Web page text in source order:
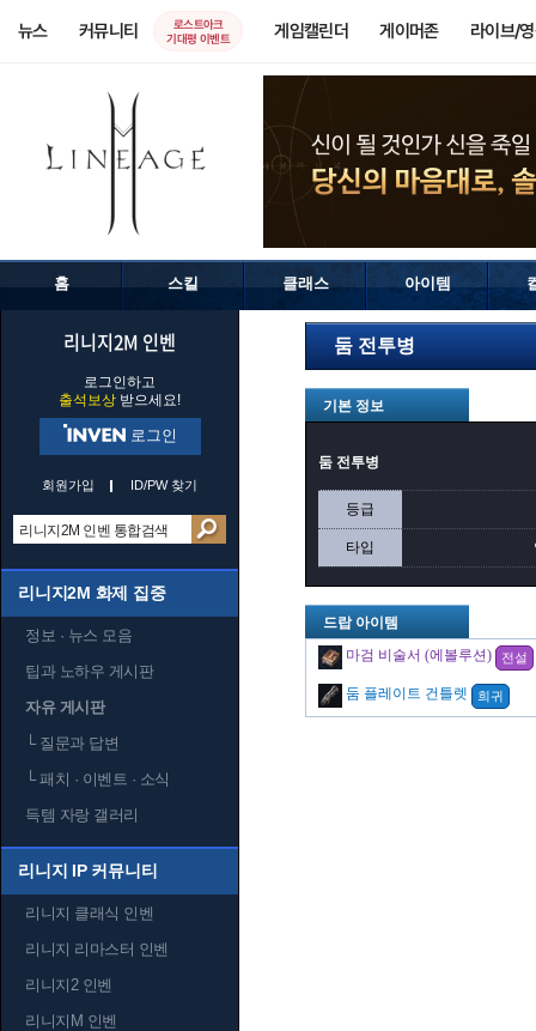
뉴스 커뮤니티
로스트아크
기대평 이벤트
게임캘린더 게이머존 라이브/
홈 스킬 클래스 아이템
리니지2M 인벤
로그인하고
출석보상 받으세요!
로그인
회원가입 ID/PW 찾기
리니지2M 화제 집중
정보 · 뉴스 모음
팁과 노하우 게시판
자유 게시판
└질문과 답변
└패치 · 이벤트 · 소식
득템 자랑 갤러리
리니지 IP 커뮤니티
리니지 클래식 인벤
리니지 리마스터 인벤
리니지2 인벤
리니지M 인벤
둠 전투병
기본 정보
둠 전투병
등급
타입
드랍 아이템
마검 비술서 (에볼루션)
전설
둠 플레이트 건틀렛 희귀